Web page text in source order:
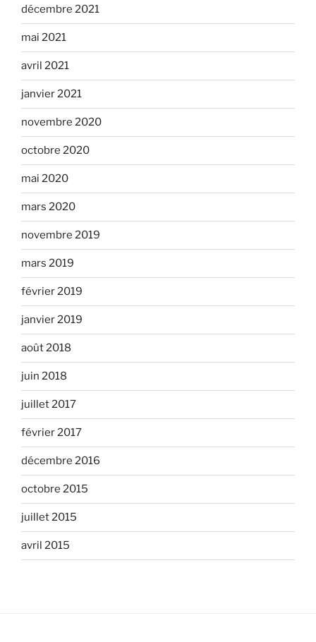
décembre 2021
mai 2021
avril 2021
janvier 2021
novembre 2020
octobre 2020
mai 2020
mars 2020
novembre 2019
mars 2019
février 2019
janvier 2019
août 2018
juin 2018
juillet 2017
février 2017
décembre 2016
octobre 2015
juillet 2015
avril 2015